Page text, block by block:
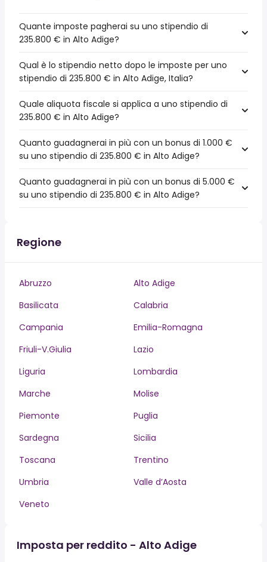
Quante imposte pagherai su uno stipendio di
235.800 € in Alto Adige?
Qual è lo stipendio netto dopo le imposte per uno
stipendio di 235.800 € in Alto Adige, Italia?
Quale aliquota fiscale si applica a uno stipendio di
235.800 € in Alto Adige?
Quanto guadagnerai in più con un bonus di 1.000 €
su uno stipendio di 235.800 € in Alto Adige?
Quanto guadagnerai in più con un bonus di 5.000 €
su uno stipendio di 235.800 € in Alto Adige?
Regione
Abruzzo
Alto Adige
Basilicata
Calabria
Campania
Emilia-Romagna
Friuli-V.Giulia
Lazio
Liguria
Lombardia
Marche
Molise
Piemonte
Puglia
Sardegna
Sicilia
Toscana
Trentino
Umbria
Valle d’Aosta
Veneto
Imposta per reddito - Alto Adige